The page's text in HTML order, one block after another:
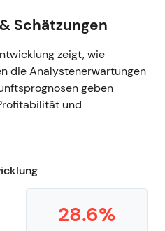
Schätzungen
zeigt, wie
die Analystenerwartungen
geben
und
28.6%